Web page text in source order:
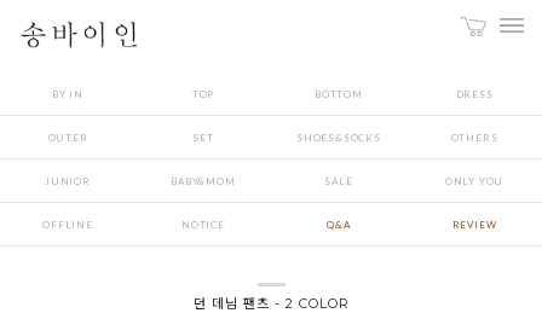
BY IN TOP BOTTOM DRESS
OUTER SET SHOES&SOCKS OTHERS
JUNIOR BABY&MOM SALE ONLY YOU
OFFLINE NOTICE Q&A REVIEW
던 데님 팬츠 - 2 COLOR